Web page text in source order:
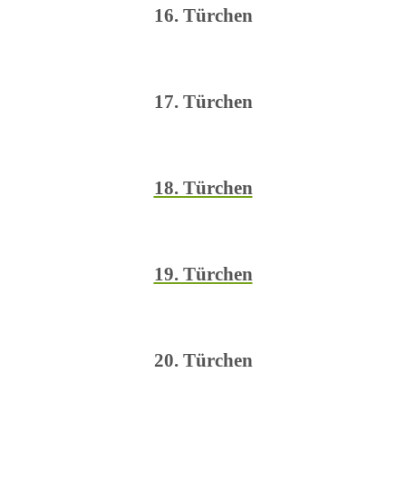
16. Türchen
17. Türchen
18. Türchen
19. Türchen
20. Türchen